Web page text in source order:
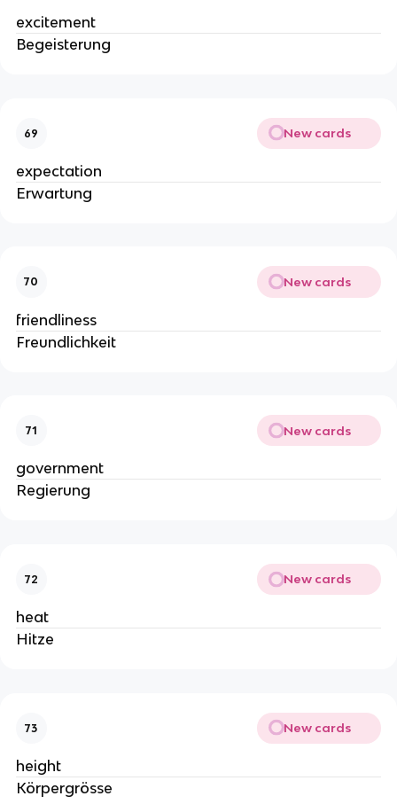
excitement
Begeisterung
69 New cards
expectation
Erwartung
70 New cards
friendliness
Freundlichkeit
71 New cards
government
Regierung
72 New cards
heat
Hitze
73 New cards
height
Körpergrösse